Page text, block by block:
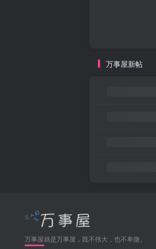
万事屋新帖
万事屋就是万事屋，既不伟大，也不卑微。